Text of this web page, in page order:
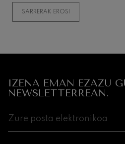
SARRERAK EROSI
IZENA EMAN EZAZU
NEWSLETTERREAN.